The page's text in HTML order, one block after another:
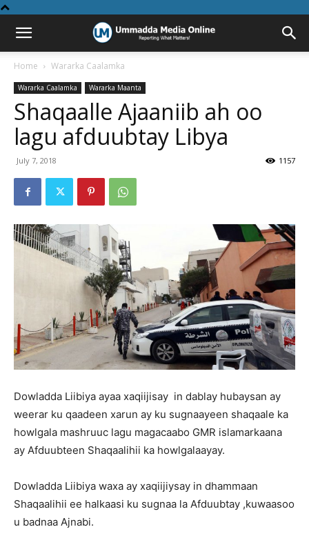
Home Wararka Caalamka
Wararka Caalamka Wararka Maanta
Shaqaalle Ajaaniib ah oo
lagu afduubtay Libya
July 7, 2018 1157
Dowladda Liibiya ayaa xaqiijisay in dablay hubaysan ay
weerar ku qaadeen xarun ay ku sugnaayeen shaqaale ka
howlgala mashruuc lagu magacaabo GMR islamarkaana
ay Afduubteen Shaqaalihii ka howlgalaayay.
Dowladda Liibiya waxa ay xaqiijiysay in dhammaan
Shaqaalihii ee halkaasi ku sugnaa la Afduubtay ,kuwaasoo
u badnaa Ajnabi.